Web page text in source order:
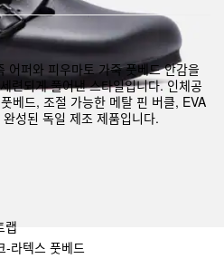
퍼와 피우마토 가죽 풋베드 안감을
련되게 풀어낸 스타일입니다. 인체공
베드, 조절 가능한 메탈 핀 버클, EVA
성된 독일 제조 제품입니다.
랩
-라텍스 풋베드